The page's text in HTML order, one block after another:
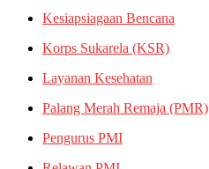
Kesiapsiagaan Bencana
Korps Sukarela (KSR)
Layanan Kesehatan
Palang Merah Remaja (PMR)
Pengurus PMI